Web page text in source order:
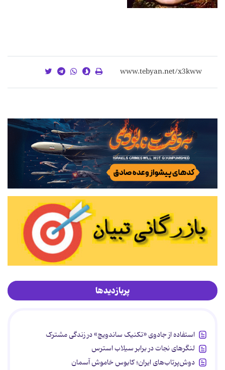
پربازدیدها
استفاده از جادوی «تکنیک ساندویچ» در زندگی مشترک
لنگرهای نجات در برابر سیلاب استرس
دوش‌پرتاب‌های ایران؛ کابوس خاموش آسمان